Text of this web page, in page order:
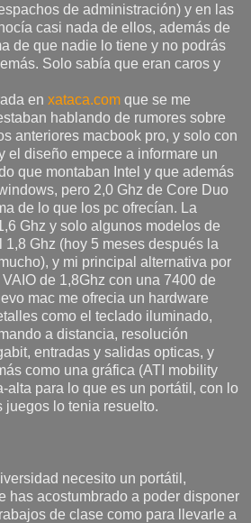
de administración) y en las
casi nada de ellos, además de
de que nadie lo tiene y no podrás
Solo sabía que eran caros y
en xataca.com que se me
hablando de rumores sobre
anteriores macbook pro, y solo con
el diseño empece a informare un
que montaban Intel y que además
pero 2,0 Ghz de Core Duo
de lo que los pc ofrecían. La
Ghz y solo algunos modelos de
Ghz (hoy 5 meses después la
y mi principal alternativa por
de 1,8Ghz con una 7400 de
mac me ofrecia un hardware
como el teclado iluminado,
a distancia, resolución
entradas y salidas opticas, y
como una gráfica (ATI mobility
alta para lo que es un portátil, con lo
juegos lo tenia resuelto.
necesito un portátil,
has acostumbrado a poder disponer
de clase como para llevarle a